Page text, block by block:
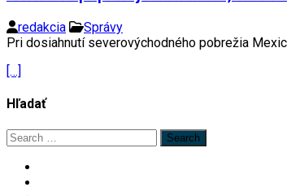
redakcia
Správy
Pri dosiahnutí severovýchodného pobrežia
[…]
Hľadať
Search
for: